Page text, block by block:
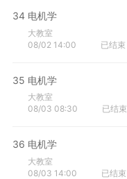
34 电机学
大教室
08/02 14:00
已结束
35 电机学
大教室
08/03 08:30
已结束
36 电机学
大教室
08/03 14:00
已结束